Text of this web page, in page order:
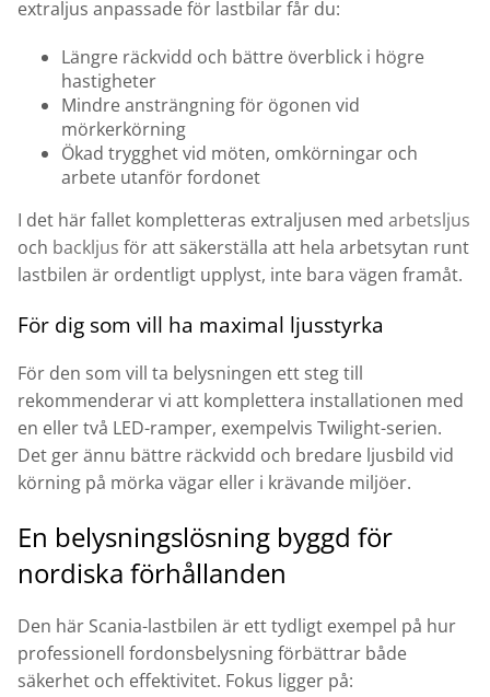
extraljus anpassade för lastbilar får du:
Längre räckvidd och bättre överblick i högre
hastigheter
Mindre ansträngning för ögonen vid
mörkerkörning
Ökad trygghet vid möten, omkörningar och
arbete utanför fordonet
I det här fallet kompletteras extraljusen med arbetsljus
och backljus för att säkerställa att hela arbetsytan runt
lastbilen är ordentligt upplyst, inte bara vägen framåt.
För dig som vill ha maximal ljusstyrka
För den som vill ta belysningen ett steg till
rekommenderar vi att komplettera installationen med
en eller två LED-ramper, exempelvis Twilight-serien.
Det ger ännu bättre räckvidd och bredare ljusbild vid
körning på mörka vägar eller i krävande miljöer.
En belysningslösning byggd för
nordiska förhållanden
Den här Scania-lastbilen är ett tydligt exempel på hur
professionell fordonsbelysning förbättrar både
säkerhet och effektivitet. Fokus ligger på: